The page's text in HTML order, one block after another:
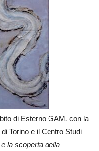
di Esterno GAM, con la
Torino e il Centro Studi
e la scoperta della